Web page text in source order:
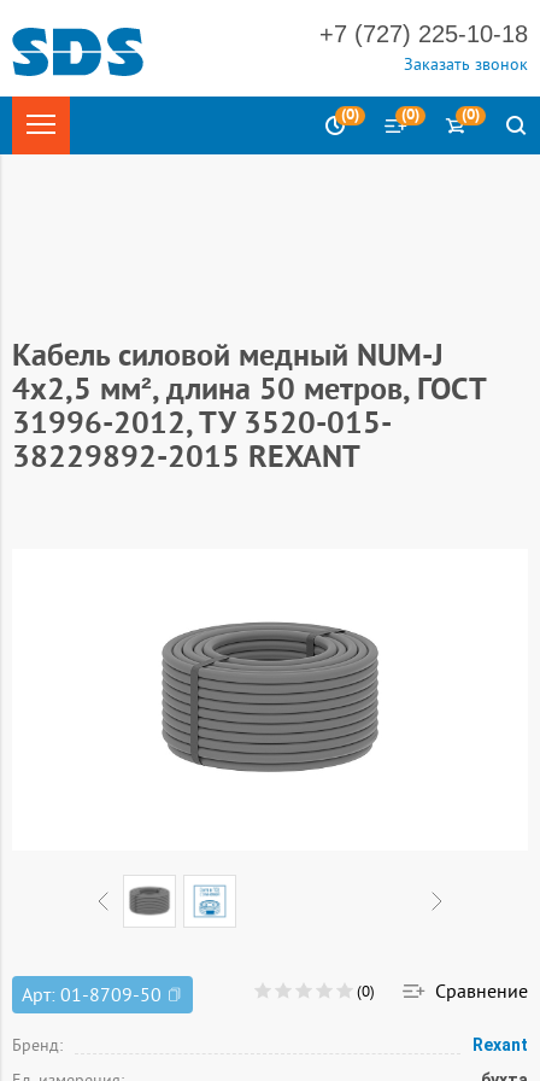
+7 (727) 225-10-18
Заказать звонок
(0) (0) (0)
Кабель силовой медный NUM-J
4x2,5 мм², длина 50 метров, ГОСТ
31996-2012, ТУ 3520-015-
38229892-2015 REXANT
Арт: 01-8709-50 (0) Сравнение
Бренд: Rexant